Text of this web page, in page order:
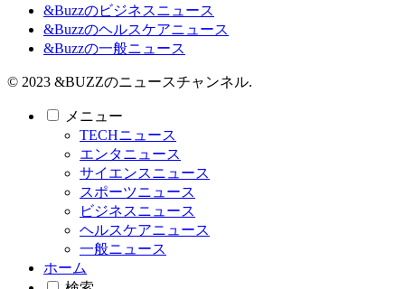
&Buzzのビジネスニュース
&Buzzのヘルスケアニュース
&Buzzの一般ニュース
© 2023 &BUZZのニュースチャンネル.
メニュー
TECHニュース
エンタニュース
サイエンスニュース
スポーツニュース
ビジネスニュース
ヘルスケアニュース
一般ニュース
ホーム